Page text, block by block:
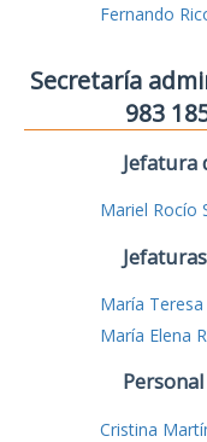
Fernando
Secretaría
983
Jefatura
Mariel Rocío
María
María Elena
Cristina